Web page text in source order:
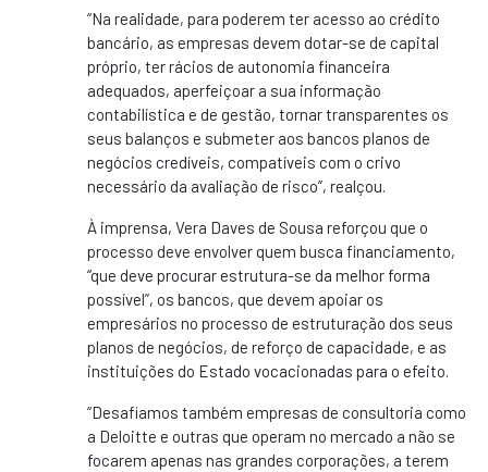
“Na realidade, para poderem ter acesso ao crédito
bancário, as empresas devem dotar-se de capital
próprio, ter rácios de autonomia financeira
adequados, aperfeiçoar a sua informação
contabilística e de gestão, tornar transparentes os
seus balanços e submeter aos bancos planos de
negócios credíveis, compatíveis com o crivo
necessário da avaliação de risco”, realçou.
À imprensa, Vera Daves de Sousa reforçou que o
processo deve envolver quem busca financiamento,
“que deve procurar estrutura-se da melhor forma
possível”, os bancos, que devem apoiar os
empresários no processo de estruturação dos seus
planos de negócios, de reforço de capacidade, e as
instituições do Estado vocacionadas para o efeito.
“Desafiamos também empresas de consultoria como
a Deloitte e outras que operam no mercado a não se
focarem apenas nas grandes corporações, a terem